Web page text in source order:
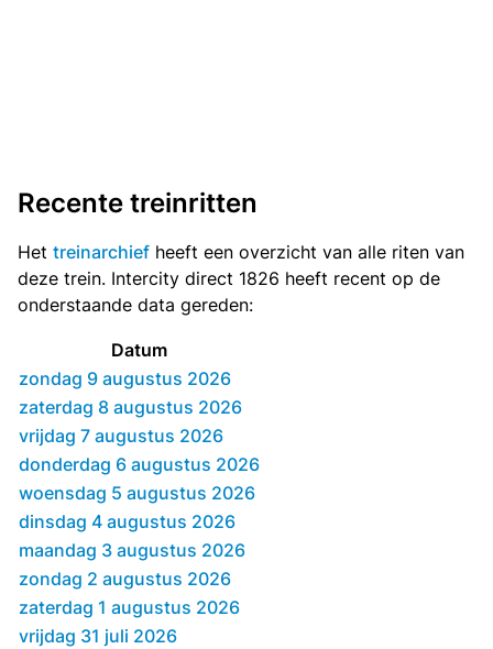
Recente treinritten
Het treinarchief heeft een overzicht van alle riten van
deze trein. Intercity direct 1826 heeft recent op de
onderstaande data gereden:
Datum
zondag 9 augustus 2026
zaterdag 8 augustus 2026
vrijdag 7 augustus 2026
donderdag 6 augustus 2026
woensdag 5 augustus 2026
dinsdag 4 augustus 2026
maandag 3 augustus 2026
zondag 2 augustus 2026
zaterdag 1 augustus 2026
vrijdag 31 juli 2026